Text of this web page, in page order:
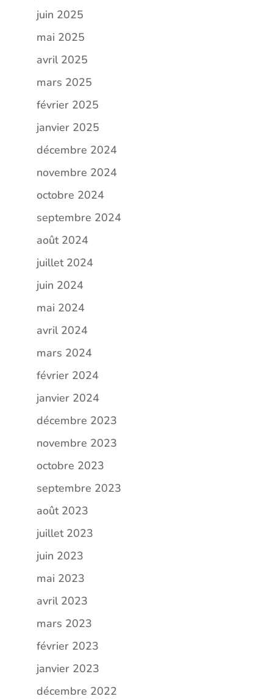
juin 2025
mai 2025
avril 2025
mars 2025
février 2025
janvier 2025
décembre 2024
novembre 2024
octobre 2024
septembre 2024
août 2024
juillet 2024
juin 2024
mai 2024
avril 2024
mars 2024
février 2024
janvier 2024
décembre 2023
novembre 2023
octobre 2023
septembre 2023
août 2023
juillet 2023
juin 2023
mai 2023
avril 2023
mars 2023
février 2023
janvier 2023
décembre 2022